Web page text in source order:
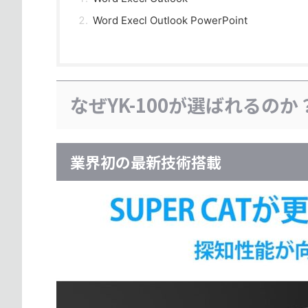
Word Execl Outlook PowerPoint
なぜYK-100が選ばれるのか
業界初の最新技術搭載